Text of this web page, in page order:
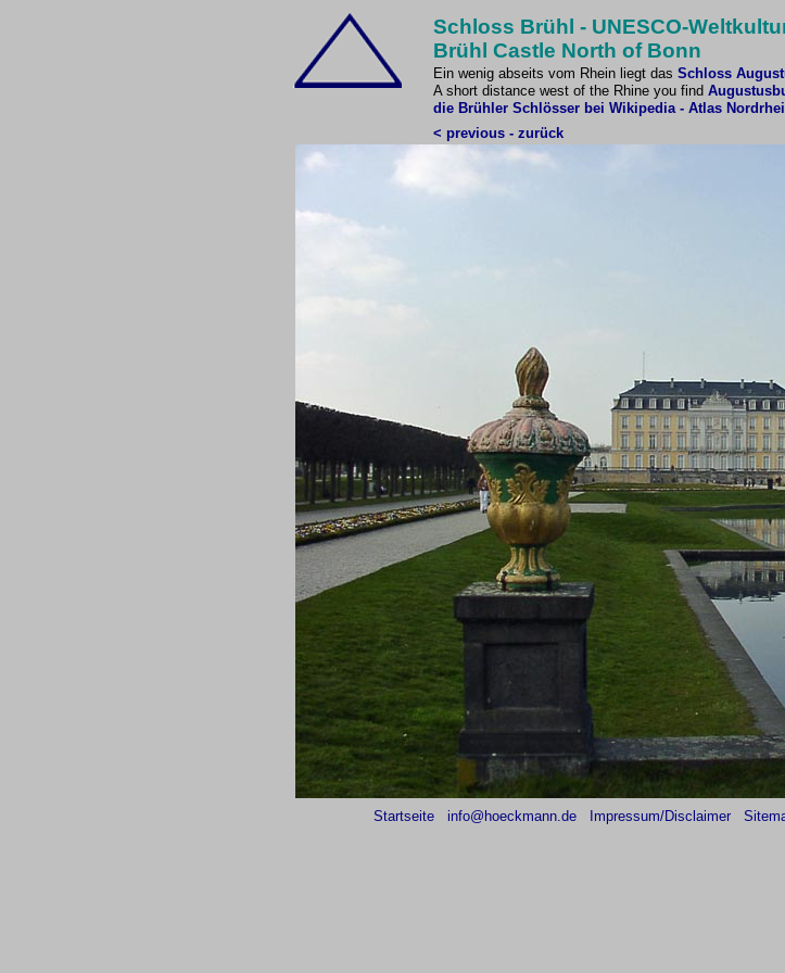
Schloss Brühl - UNESCO-
Brühl Castle North of Bonn
Ein wenig abseits vom Rhein liegt das Schloss
A short distance west of the Rhine you find
die Brühler Schlösser bei Wikipedia- Atlas
< previous - zurück
Startseite info@hoeckmann.de Impressum/Disclaimer